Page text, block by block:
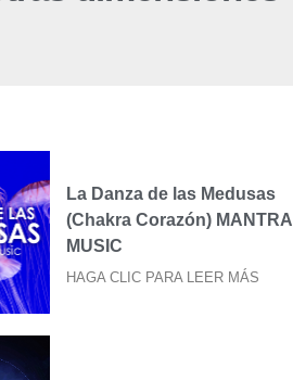
La Danza de las Medusas
(Chakra Corazón) MANTRA
MUSIC
HAGA CLIC PARA LEER MÁS